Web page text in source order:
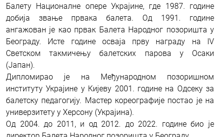
Балету Националнe опере Украјине, где 1987. године
добија звање првака балета. Од 1991. године
ангажован је као првак Балета Народног позоришта у
Београду. Исте године осваја прву награду на IV
Светском такмичењу балетских парова у Осаки
(Јапан).
Дипломирао је на Међународном позоришном
институту Украјине у Кијеву 2001. године на Одсеку за
балетску педагогију. Мастер кореографије постао је на
универзитету у Херсону (Украјина).
Од 2004. до 2011, и од 2012. до 2022. године био је